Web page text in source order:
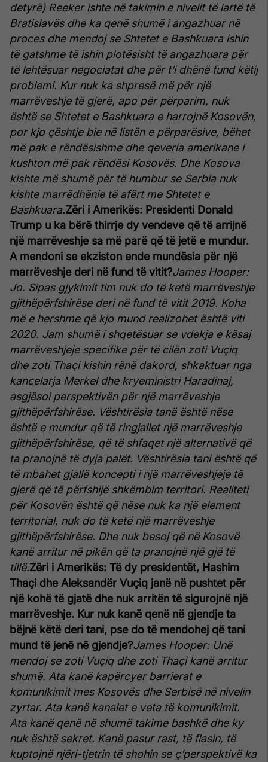
detyrë) Reeker ishte në takimin e nivelit të lartë të
Bratislavës dhe ka qenë shumë i angazhuar në
proces dhe mendoj se Shtetet e Bashkuara ishin
të gatshme të ishin plotësisht të angazhuara për
të lehtësuar negociatat dhe për t’i dhënë fund këtij
problemi. Kur nuk ka shpresë më për një
marrëveshje të gjerë, apo për përparim, nuk
është se Shtetet e Bashkuara e harrojnë Kosovën,
por kjo çështje bie në listën e përparësive, bëhet
më pak e rëndësishme dhe qeveria amerikane i
kushton më pak rëndësi Kosovës. Dhe Kosova
kishte më shumë për të humbur se Serbia nuk
kishte marrëdhënie të afërt me Shtetet e
Bashkuara.Zëri i Amerikës: Presidenti Donald
Trump u ka bërë thirrje dy vendeve që të arrijnë
një marrëveshje sa më parë që të jetë e mundur.
A mendoni se ekziston ende mundësia për një
marrëveshje deri në fund të vitit?James Hooper:
Jo. Sipas gjykimit tim nuk do të ketë marrëveshje
gjithëpërfshirëse deri në fund të vitit 2019. Koha
më e hershme që kjo mund realizohet është viti
2020. Jam shumë i shqetësuar se vdekja e kësaj
marrëveshjeje specifike për të cilën zoti Vuçiq
dhe zoti Thaçi kishin rënë dakord, shkaktuar nga
kancelarja Merkel dhe kryeministri Haradinaj,
asgjësoi perspektivën për një marrëveshje
gjithëpërfshirëse. Vështirësia tanë është nëse
është e mundur që të ringjallet një marrëveshje
gjithëpërfshirëse, që të shfaqet një alternativë që
ta pranojnë të dyja palët. Vështirësia tani është që
të mbahet gjallë koncepti i një marrëveshjeje të
gjerë që të përfshijë shkëmbim territori. Realiteti
për Kosovën është që nëse nuk ka një element
territorial, nuk do të ketë një marrëveshje
gjithëpërfshirëse. Dhe nuk besoj që në Kosovë
kanë arritur në pikën që ta pranojnë një gjë të
tillë.Zëri i Amerikës: Të dy presidentët, Hashim
Thaçi dhe Aleksandër Vuçiq janë në pushtet për
një kohë të gjatë dhe nuk arritën të sigurojnë një
marrëveshje. Kur nuk kanë qenë në gjendje ta
bëjnë këtë deri tani, pse do të mendohej që tani
mund të jenë në gjendje?James Hooper: Unë
mendoj se zoti Vuçiq dhe zoti Thaçi kanë arritur
shumë. Ata kanë kapërcyer barrierat e
komunikimit mes Kosovës dhe Serbisë në nivelin
zyrtar. Ata kanë kanalet e veta të komunikimit.
Ata kanë qenë në shumë takime bashkë dhe ky
nuk është sekret. Kanë pasur rast, të flasin, të
kuptojnë njëri-tjetrin të shohin se ç’perspektivë ka